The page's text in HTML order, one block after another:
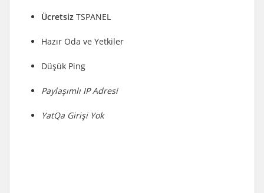
Ücretsiz TSPANEL
Hazır Oda ve Yetkiler
Düşük Ping
Paylaşımlı IP Adresi
YatQa Girişi Yok